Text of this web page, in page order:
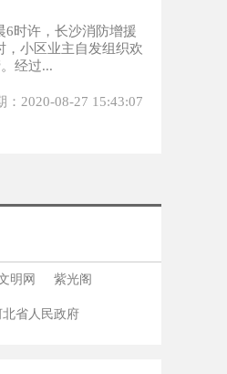
6时许，长沙消防增援
，小区业主自发组织欢
经过...
：2020-08-27 15:43:07
明网 紫光阁
北省人民政府